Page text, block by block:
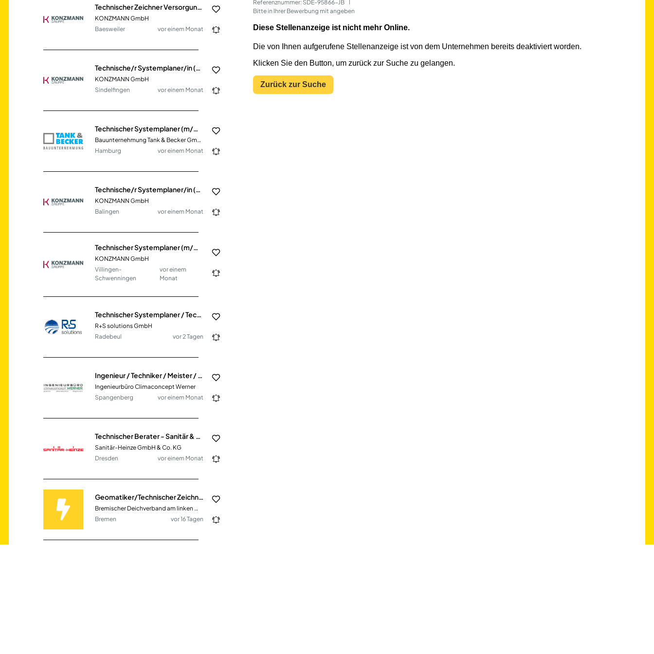
Technischer Zeichner Versorgungstechnik (m/w/d)
KONZMANN GmbH
Baesweiler
vor einem Monat
Technische/r Systemplaner/in (m/w/d), bzw. Technische/r Zeichner/in (m/w/d)
KONZMANN GmbH
Sindelfingen
vor einem Monat
Technischer Systemplaner (m/w/d) – TGA
Bauunternehmung Tank & Becker GmbH
Hamburg
vor einem Monat
Technische/r Systemplaner/in (m/w/d)
KONZMANN GmbH
Balingen
vor einem Monat
Technischer Systemplaner (m/w/d)
KONZMANN GmbH
Villingen-
Schwenningen
vor einem
Monat
Technischer Systemplaner / Technischer Zeichner (m/w/d) Elektrotechnik
R+S solutions GmbH
Radebeul
vor 2 Tagen
Ingenieurbüro Climaconcept Werner
Spangenberg
vor einem Monat
Sanitär-Heinze GmbH & Co. KG
Dresden
vor einem Monat
Geomatiker/Technischer Zeichner (m/w/d)
Bremischer Deichverband am linken Weserufer
Bremen
vor 16 Tagen
Referenznummer: SDE-95866-JB
Bitte in Ihrer Bewerbung mit angeben